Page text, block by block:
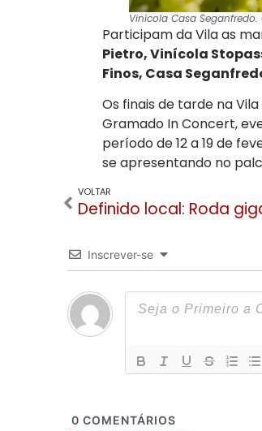
Vinícola Casa Seganfredo.
Participam da Vila as
Pietro, Vinícola
Finos, Casa
Os finais de tarde na
Gramado In Concert,
período de 12 a 19 de
se apresentando no
VOLTAR
Inscrever-se
0 COMENTÁRIOS